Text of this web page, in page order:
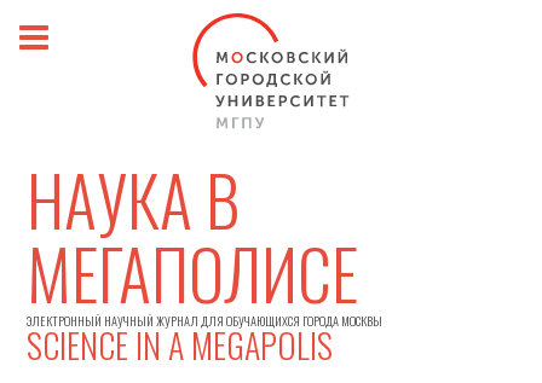
НАУКА В
МЕГАПОЛИСЕ
ЭЛЕКТРОННЫЙ НАУЧНЫЙ ЖУРНАЛ ДЛЯ ОБУЧАЮЩИХСЯ ГОРОДА МОСКВЫ
SCIENCE IN A MEGAPOLIS